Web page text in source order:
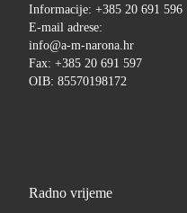
Informacije: +385 20 691 596
E-mail adrese:
info@a-m-narona.hr
Fax: +385 20 691 597
OIB: 85570198172
Radno vrijeme